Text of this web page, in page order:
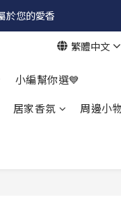
於您的愛香
繁體中文
小編幫你選💙
居家香氛
周邊小